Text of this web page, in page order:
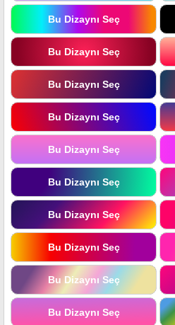
Bu Dizaynı Seç
Bu Dizaynı Seç
Bu Dizaynı Seç
Bu Dizaynı Seç
Bu Dizaynı Seç
Bu Dizaynı Seç
Bu Dizaynı Seç
Bu Dizaynı Seç
Bu Dizaynı Seç
Bu Dizaynı Seç